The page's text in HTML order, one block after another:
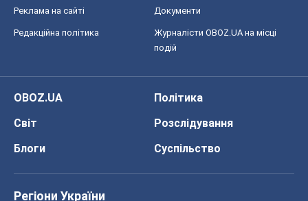
Реклама на сайті Документи
Редакційна політика
Журналісти OBOZ.UA на місці
подій
OBOZ.UA
Політика
Світ
Розслідування
Блоги
Суспільство
Регіони України